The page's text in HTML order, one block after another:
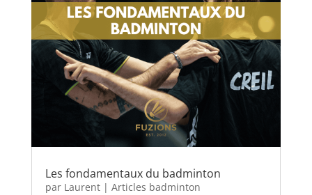
Les fondamentaux du badminton
par Laurent| Articles badminton